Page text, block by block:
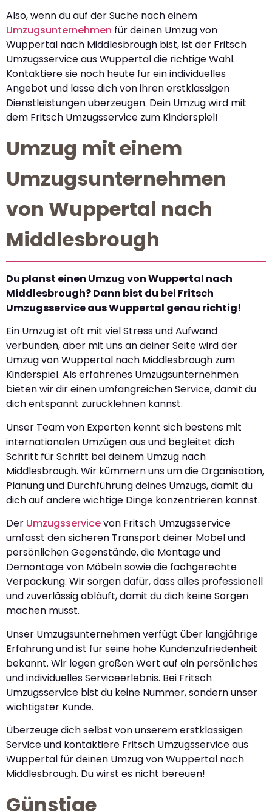
Also, wenn du auf der Suche nach einem
Umzugsunternehmen für deinen Umzug von
Wuppertal nach Middlesbrough bist, ist der Fritsch
Umzugsservice aus Wuppertal die richtige Wahl.
Kontaktiere sie noch heute für ein individuelles
Angebot und lasse dich von ihren erstklassigen
Dienstleistungen überzeugen. Dein Umzug wird mit
dem Fritsch Umzugsservice zum Kinderspiel!
Umzug mit einem
Umzugsunternehmen
von Wuppertal nach
Middlesbrough
Du planst einen Umzug von Wuppertal nach
Middlesbrough? Dann bist du bei Fritsch
Umzugsservice aus Wuppertal genau richtig!
Ein Umzug ist oft mit viel Stress und Aufwand
verbunden, aber mit uns an deiner Seite wird der
Umzug von Wuppertal nach Middlesbrough zum
Kinderspiel. Als erfahrenes Umzugsunternehmen
bieten wir dir einen umfangreichen Service, damit du
dich entspannt zurücklehnen kannst.
Unser Team von Experten kennt sich bestens mit
internationalen Umzügen aus und begleitet dich
Schritt für Schritt bei deinem Umzug nach
Middlesbrough. Wir kümmern uns um die Organisation,
Planung und Durchführung deines Umzugs, damit du
dich auf andere wichtige Dinge konzentrieren kannst.
Der Umzugsservicevon Fritsch Umzugsservice
umfasst den sicheren Transport deiner Möbel und
persönlichen Gegenstände, die Montage und
Demontage von Möbeln sowie die fachgerechte
Verpackung. Wir sorgen dafür, dass alles professionell
und zuverlässig abläuft, damit du dich keine Sorgen
machen musst.
Unser Umzugsunternehmen verfügt über langjährige
Erfahrung und ist für seine hohe Kundenzufriedenheit
bekannt. Wir legen großen Wert auf ein persönliches
und individuelles Serviceerlebnis. Bei Fritsch
Umzugsservice bist du keine Nummer, sondern unser
wichtigster Kunde.
Überzeuge dich selbst von unserem erstklassigen
Service und kontaktiere Fritsch Umzugsservice aus
Wuppertal für deinen Umzug von Wuppertal nach
Middlesbrough. Du wirst es nicht bereuen!
Günstige